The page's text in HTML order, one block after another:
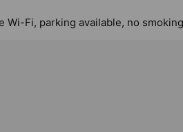
Wi-Fi, parking available, no smoking